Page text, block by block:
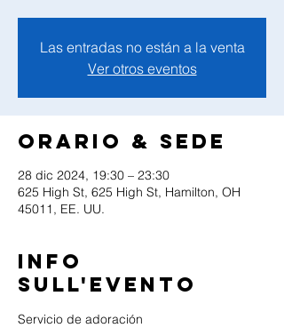
Las entradas no están a la venta
Ver otros eventos
Orario & Sede
28 dic 2024, 19:30 – 23:30
625 High St, 625 High St, Hamilton, OH
45011, EE. UU.
Info
sull'evento
Servicio de adoración